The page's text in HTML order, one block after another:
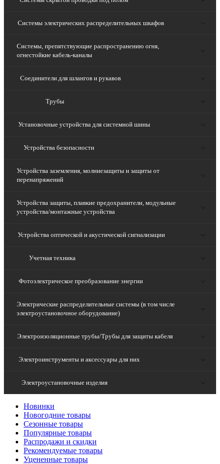
Системы электрических распределительных шкафов
Системы, препятствующие распространению огня,
огнестойкие кабель-каналы
Соединители для шлангов и рукавов
Трубы
Установочные устройства для системной шины
Устройства безопасности
Устройства заземления, молниезащиты и защиты от
перенапряжений
Устройства защиты, плавкие предохранители, модульные
устройства/монтажные устройства
Устройства оптической и акустической сигнализации
Учетная техника
Фотоэлектрическое преобразование энергии
Электрические распределительные системы (в том числе
электроустановочное оборудование)
Электроизоляционные трубы/Трубы для защиты кабеля
Электроинструменты и аксессуары для них
Электроустановочные изделия
Новинки
Новогодние товары
Сезонные товары
Популярные товары
Распродажи и скидки
Рекомендуемые товары
Уцененные товары